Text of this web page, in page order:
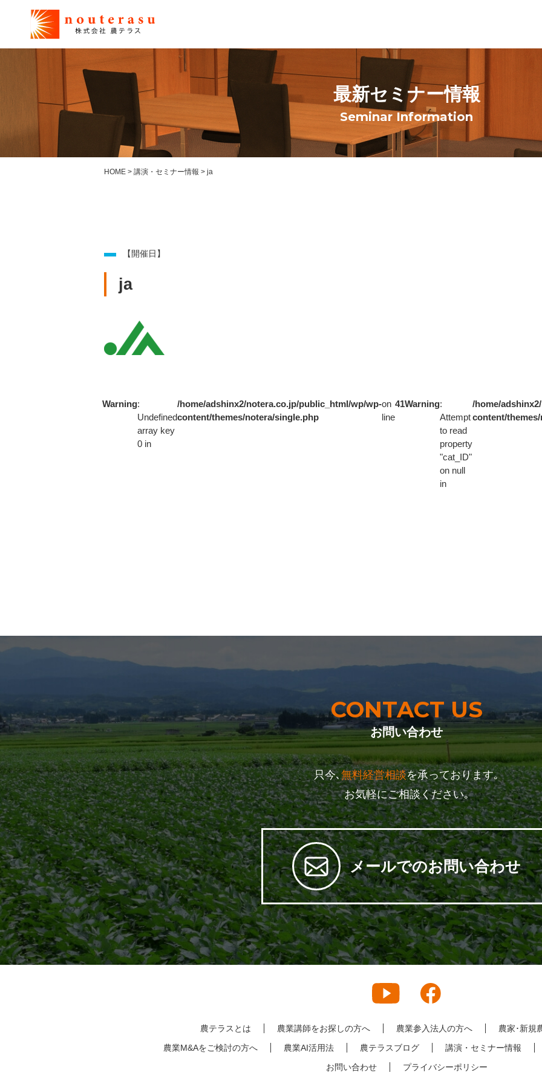
最新セミナー情報
Seminar Information
HOME > 講演・セミナー情報 > ja
【開催日】
ja
Warning:
Undefined
array key
0 in
/home/adshinx2/notera.co.jp/public_html/wp/wp-
content/themes/notera/single.php
on
line
41Warning:
Attempt
to read
property
"cat_ID"
on null
in
/home/
content/
CONTACT US
お問い合わせ
只今､無料経営相談を承っております｡
お気軽にご相談ください｡
メールでのお問い合わせ
農テラスとは 農業講師をお探しの方へ 農業参入法人の方へ
農家･新規
農業M&Aをご検討の方へ
農業AI活用法 農テラスブログ
講演・セミナー情報
お問い合わせ
プライバシーポリシー